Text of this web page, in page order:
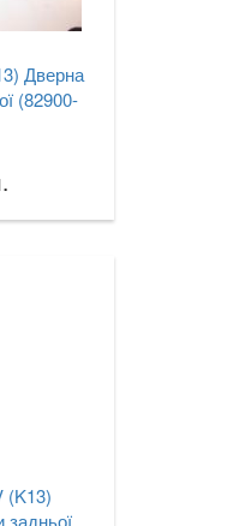
Дверна
(82900-
(K13)